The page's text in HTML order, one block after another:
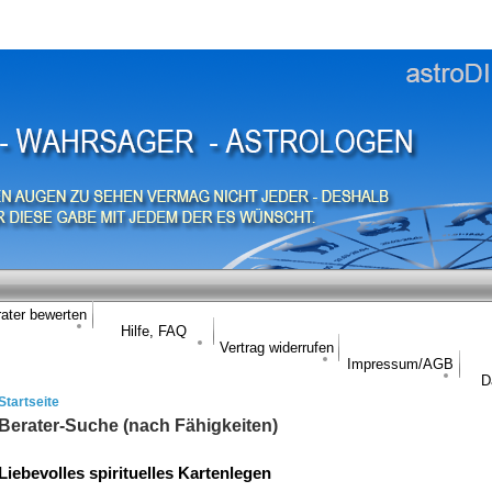
bewerten
Hilfe, FAQ
Vertrag widerrufen
Impressum/AGB
Suche (nach Fähigkeiten)
spirituelles Kartenlegen